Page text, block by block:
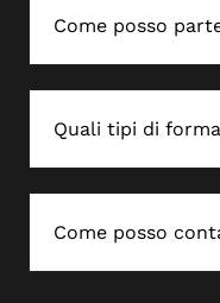
Come posso
Quali tipi di
Come posso